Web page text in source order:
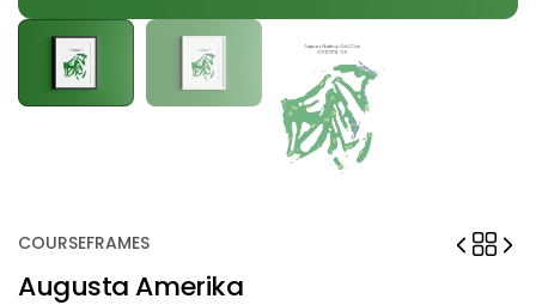
COURSEFRAMES
Augusta Amerika